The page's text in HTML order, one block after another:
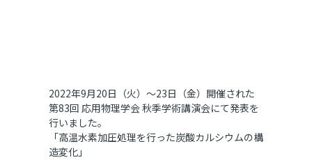
2022年9月20日（火）～23日（金）開催された
第83回 応用物理学会 秋季学術講演会にて発表を
行いました。
「高温水素加圧処理を行った炭酸カルシウムの構
造変化」